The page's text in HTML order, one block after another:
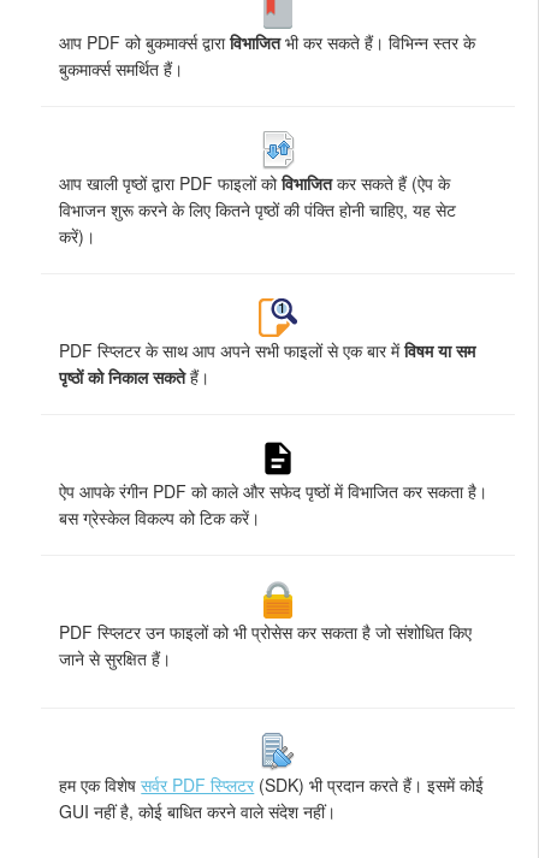
आप PDF को बुकमार्क्स द्वाराविभाजितभी कर सकते हैं। विभिन्न स्तर के
बुकमार्क्स समर्थित हैं।
आप खाली पृष्ठों द्वारा PDF फाइलों कोविभाजितकर सकते हैं (ऐप के
विभाजन शुरू करने के लिए कितने पृष्ठों की पंक्ति होनी चाहिए, यह सेट
करें)।
PDF स्प्लिटर के साथ आप अपने सभी फाइलों से एक बार मेंविषम या सम
पृष्ठों को निकाल सकतेहैं।
ऐप आपके रंगीन PDF को काले और सफेद पृष्ठों में विभाजित कर सकता है।
बस ग्रेस्केल विकल्प को टिक करें।
PDF स्प्लिटर उन फाइलों को भी प्रोसेस कर सकता है जो संशोधित किए
जाने से सुरक्षित हैं।
हम एक विशेषसर्वर PDF स्प्लिटर (SDK) भी प्रदान करते हैं। इसमें कोई
GUI नहीं है, कोई बाधित करने वाले संदेश नहीं।